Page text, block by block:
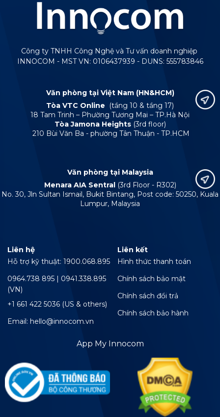
Công ty TNHH Công Nghệ và Tư vấn doanh nghiệp
INNOCOM - MST VN: 0106437939 - DUNS: 555783846
Văn phòng tại Việt Nam (HN&HCM)
Tòa VTC Online
(tầng 10 & tầng 17)
18 Tam Trinh – Phường Tương Mai – TP.Hà Nội
Tòa Jamona Heights (3rd floor)
210 Bùi Văn Ba - phường Tân Thuận - TP.HCM
Văn phòng tại Malaysia
Menara AIA Sentral (3rd Floor - R302)
No. 30, Jln Sultan Ismail, Bukit Bintang, Post code: 50250, Kuala
Lumpur, Malaysia
Liên hệ
Hỗ trợ kỹ thuật: 1900.068.895
0964.738 895 | 0941.338.895
(VN)
+1 661 422 5036 (US & others)
Email: hello@innocom.vn
Liên kết
Hình thức thanh toán
Chính sách bảo mật
Chính sách đổi trả
Chính sách bảo hành
App My Innocom